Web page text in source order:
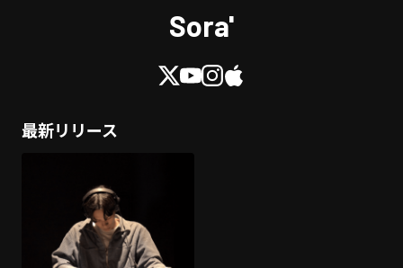
Sora'
最新リリース